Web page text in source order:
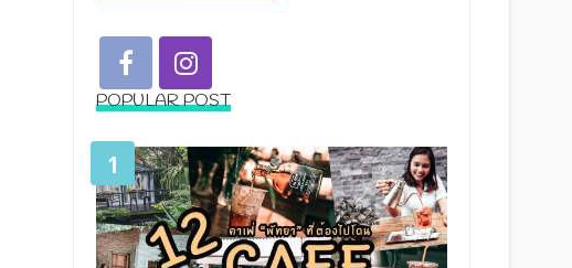
POPULAR POST
1